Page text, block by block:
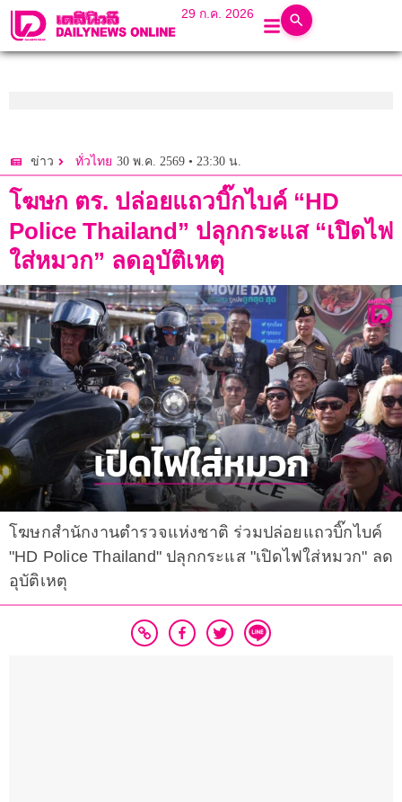
29 ก.ค. 2026
ข่าว ทั่วไทย 30 พ.ค. 2569 • 23:30 น.
โฆษก ตร. ปล่อยแถวบิ๊กไบค์ “HD
Police Thailand” ปลุกกระแส “เปิดไฟ
ใส่หมวก” ลดอุบัติเหตุ
โฆษกสำนักงานตำรวจแห่งชาติ ร่วมปล่อยแถวบิ๊กไบค์
"HD Police Thailand" ปลุกกระแส "เปิดไฟใส่หมวก" ลด
อุบัติเหตุ